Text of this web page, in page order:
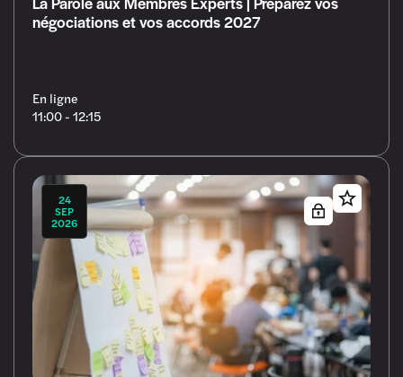
négociations et vos accords 2027
En ligne
11:00 - 12:15
24
SEP
2026